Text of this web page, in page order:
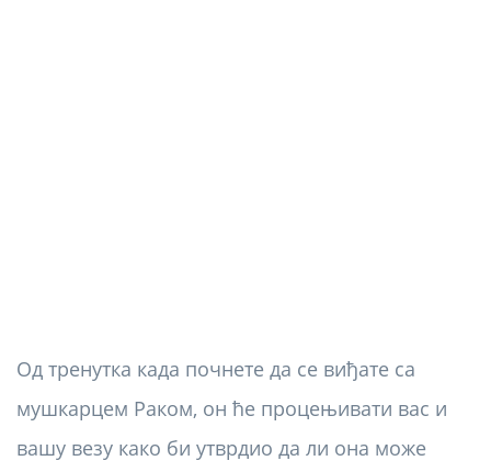
Од тренутка када почнете да се виђате са
мушкарцем Раком, он ће процењивати вас и
вашу везу како би утврдио да ли она може